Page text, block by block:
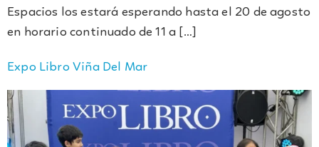
Espacios los estará esperando hasta el 20 de agosto
en horario continuado de 11 a […]
Expo Libro Viña Del Mar